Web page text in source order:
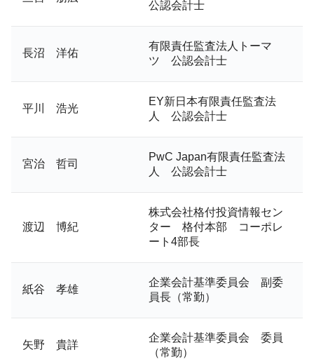
公認会計士
長沼 洋佑
有限責任監査法人トーマ
ツ 公認会計士
平川 浩光
EY新日本有限責任監査法
人 公認会計士
宮治 哲司
PwC Japan有限責任監査法
人 公認会計士
渡辺 博紀
株式会社格付投資情報セン
ター 格付本部 コーポレ
ート4部長
紙谷 孝雄
企業会計基準委員会 副委
員長（常勤）
矢野 貴詳
企業会計基準委員会 委員
（常勤）